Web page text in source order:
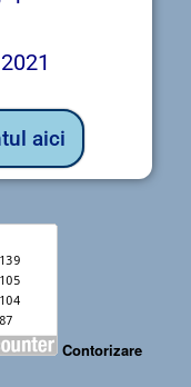
aici
Contorizare